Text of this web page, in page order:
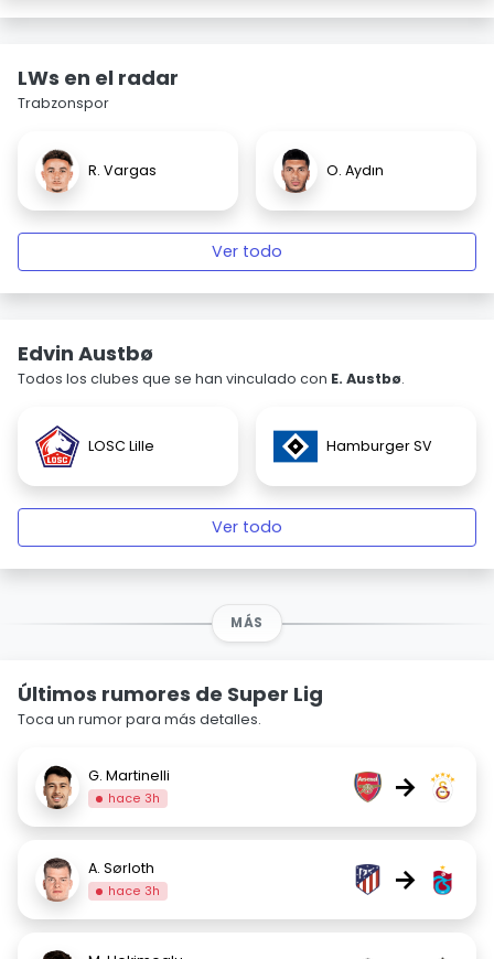
LWs en el radar
Trabzonspor
R. Vargas O. Aydın
Ver todo
Edvin Austbø
Todos los clubes que se han vinculado con E. Austbø.
LOSC Lille Hamburger SV
Ver todo
MÁS
Últimos rumores de Super Lig
Toca un rumor para más detalles.
G. Martinelli
hace 3h →
A. Sørloth
hace 3h →